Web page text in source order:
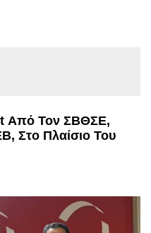
Από Τον ΣΒΘΣΕ,
Στο Πλαίσιο Του